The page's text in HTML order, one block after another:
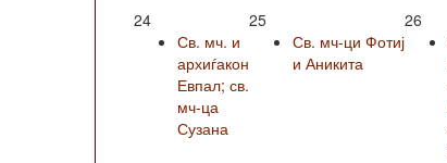
24
Св. мч. и
архиѓакон
Евпал; св.
мч-ца
Сузана
25
Св. мч-ци Фотиј
и Аникита
26